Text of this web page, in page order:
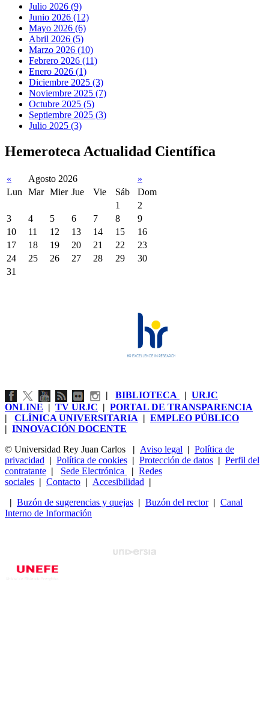
Julio 2026 (9)
Junio 2026 (12)
Mayo 2026 (6)
Abril 2026 (5)
Marzo 2026 (10)
Febrero 2026 (11)
Enero 2026 (1)
Diciembre 2025 (3)
Noviembre 2025 (7)
Octubre 2025 (5)
Septiembre 2025 (3)
Julio 2025 (3)
Hemeroteca Actualidad Científica
« Agosto 2026
»
Lun
Mar Mier Jue Vie Sáb
Dom
1
2
3
4 5 6 7 8
9
10
11 12 13 14 15
16
17
18 19 20 21 22
23
24
25 26 27 28 29
30
31
| BIBLIOTECA | URJC
ONLINE | TV URJC | PORTAL DE TRANSPARENCIA
| CLÍNICA UNIVERSITARIA | EMPLEO PÚBLICO
| INNOVACIÓN DOCENTE
© Universidad Rey Juan Carlos
| Aviso legal | Política de
privacidad | Política de cookies | Protección de datos | Perfil del
contratante | Sede Electrónica | Redes
sociales | Contacto | Accesibilidad |
| Buzón de sugerencias y quejas | Buzón del rector| Canal
Interno de Información